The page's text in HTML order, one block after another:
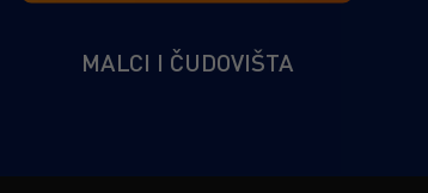
MALCI I ČUDOVIŠTA